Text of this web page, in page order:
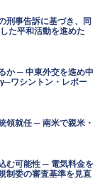
刑事告訴に基づき、同
た平和活動を進めた
か ─ 中東外交を進め中
ワシントン・レポー
領就任 ─ 南米で親米・
む可能性 ─ 電気料金を
制委の審査基準を見直